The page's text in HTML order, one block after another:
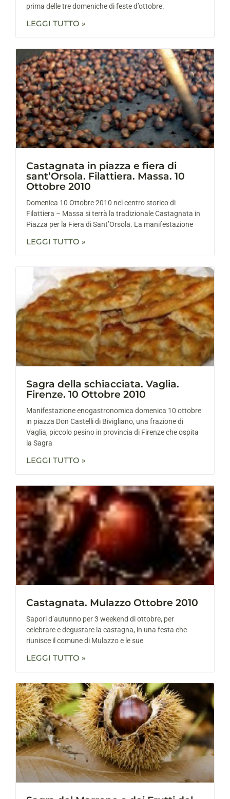
prima delle tre domeniche di feste d’ottobre.
LEGGI TUTTO »
Castagnata in piazza e fiera di
sant’Orsola. Filattiera. Massa. 10
Ottobre 2010
Domenica 10 Ottobre 2010 nel centro storico di
Filattiera – Massa si terrà la tradizionale Castagnata in
Piazza per la Fiera di Sant’Orsola. La manifestazione
LEGGI TUTTO »
Sagra della schiacciata. Vaglia.
Firenze. 10 Ottobre 2010
Manifestazione enogastronomica domenica 10 ottobre
in piazza Don Castelli di Bivigliano, una frazione di
Vaglia, piccolo pesino in provincia di Firenze che ospita
la Sagra
LEGGI TUTTO »
Castagnata. Mulazzo Ottobre 2010
Sapori d’autunno per 3 weekend di ottobre, per
celebrare e degustare la castagna, in una festa che
riunisce il comune di Mulazzo e le sue
LEGGI TUTTO »